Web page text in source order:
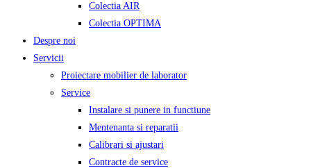
Colectia AIR
Colectia OPTIMA
Despre noi
Servicii
Proiectare mobilier de laborator
Service
Instalare si punere in functiune
Mentenanta si reparatii
Calibrari si ajustari
Contracte de service